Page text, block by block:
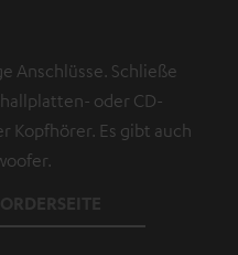
Anschlüsse. Schließe
oder CD-
Kopfhörer. Es gibt auch